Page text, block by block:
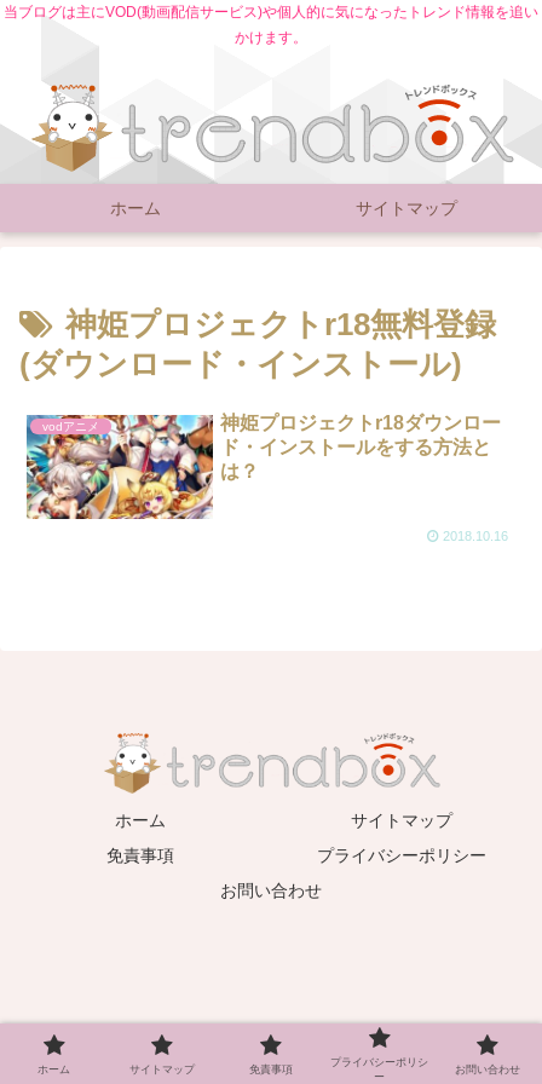
当ブログは主にVOD(動画配信サービス)や個人的に気になったトレンド情報を追い
かけます。
ホーム サイトマップ
神姫プロジェクトr18無料登録
(ダウンロード・インストール)
vodアニメ
神姫プロジェクトr18ダウンロー
ド・インストールをする方法と
は？
2018.10.16
ホーム
サイトマップ
免責事項
プライバシーポリシー
お問い合わせ
ホーム サイトマップ 免責事項
プライバシーポリシ
ー
お問い合わせ